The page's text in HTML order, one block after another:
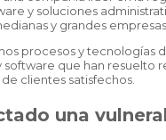
y soluciones
y grandes empresas.
procesos y tecnologías
software que han resuelto
clientes satisfechos.
una